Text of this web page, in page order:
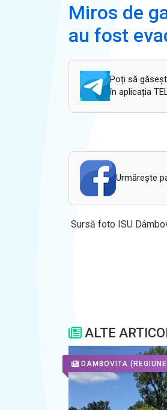
Miros de
au fost
Poți să
în aplicația
Urmăreşte
Sursă foto ISU
ALTE
DAMBOVITA